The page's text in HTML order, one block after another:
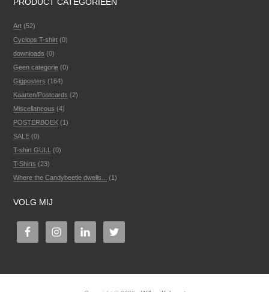
Art (52)
Cyclops T-shirt (0)
downloads (0)
Geen categorie (0)
Gigposters (164)
Kaarten/Postcards (2)
Miscellaneous (4)
POSTERBOEK (1)
SALE (0)
T-shirt GULL
(0)
T-Shirts (23)
Where the Candybeetle dwells...
(1)
VOLG MIJ